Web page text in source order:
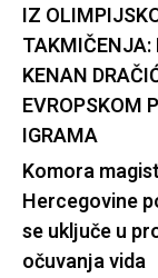
IZ
TAKMIČENJA:
KENAN
EVROPSKOM
IGRAMA
Komora
Hercegovine
se uključe u
očuvanja vida